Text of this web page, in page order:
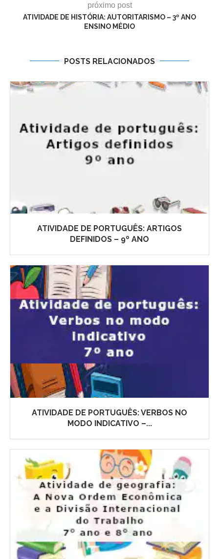
próximo post
ATIVIDADE DE HISTÓRIA: AUTORITARISMO – 3º ANO
ENSINO MÉDIO
POSTS RELACIONADOS
ATIVIDADE DE PORTUGUÊS: ARTIGOS
DEFINIDOS – 9º ANO
ATIVIDADE DE PORTUGUÊS: VERBOS NO
MODO INDICATIVO –...